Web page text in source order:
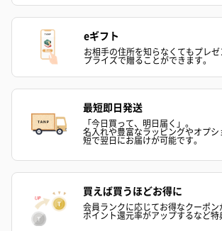
eギフト
お相手の住所を知らなくてもプレ
プライズで贈ることができます。
最短即日発送
「今日買って、明日届く」。
名入れや豊富なラッピングやオプ
短で翌日にお届けが可能です。
買えば買うほどお得に
会員ランクに応じてお得なクーポン
ポイント還元率がアップするなど特